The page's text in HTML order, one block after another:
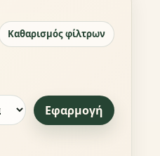
Καθαρισμός φίλτρων
Εφαρμογή